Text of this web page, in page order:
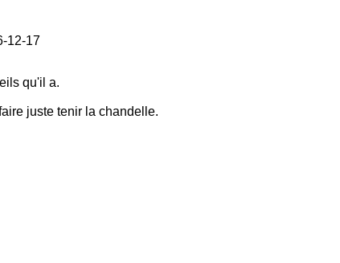
12-17
qu'il a.
juste tenir la chandelle.